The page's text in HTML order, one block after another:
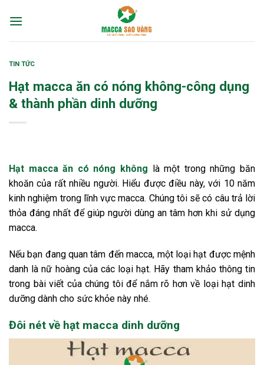
TIN TỨC
Hạt macca ăn có nóng không-công dụng
& thành phần dinh dưỡng
Hạt macca ăn có nóng không là một trong những băn
khoăn của rất nhiều người. Hiểu được điều này, với 10 năm
kinh nghiệm trong lĩnh vực macca. Chúng tôi sẽ có câu trả lời
thỏa đáng nhất để giúp người dùng an tâm hơn khi sử dụng
macca.
Nếu bạn đang quan tâm đến macca, một loại hạt được mệnh
danh là nữ hoàng của các loại hạt. Hãy tham khảo thông tin
trong bài viết của chúng tôi để nắm rõ hơn về loại hạt dinh
dưỡng dành cho sức khỏe này nhé.
Đôi nét về hạt macca dinh dưỡng